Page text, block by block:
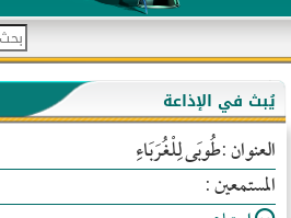
يُبث في الإذاعة
العنوان :طُوبَى لِلْغُرَبَاءِ
المستمعين :